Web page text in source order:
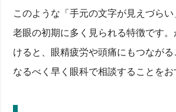
このような「手元の文字が見えづらい
老眼の初期に多く見られる特徴です
けると、眼精疲労や頭痛にもつながる
なるべく早く眼科で相談することをお